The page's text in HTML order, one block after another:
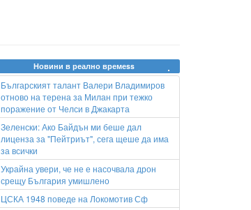
Новини в реално времеss
Българският талант Валери Владимиров
отново на терена за Милан при тежко
поражение от Челси в Джакарта
Зеленски: Ако Байдън ми беше дал
лиценза за "Пейтриът", сега щеше да има
за всички
Украйна увери, че не е насочвала дрон
срещу България умишлено
ЦСКА 1948 поведе на Локомотив Сф